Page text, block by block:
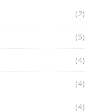
(2)
(5)
(4)
(4)
(4)